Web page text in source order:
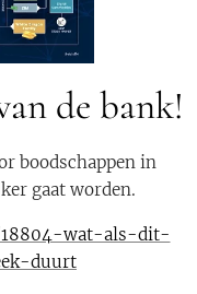
de bank!
boodschappen in
gaat worden.
18804-wat-als-dit-
duurt